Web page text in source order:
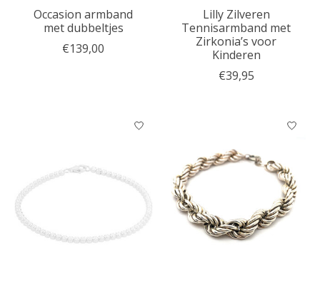
Occasion armband
met dubbeltjes
€139,00
Lilly Zilveren
Tennisarmband met
Zirkonia’s voor
Kinderen
€39,95